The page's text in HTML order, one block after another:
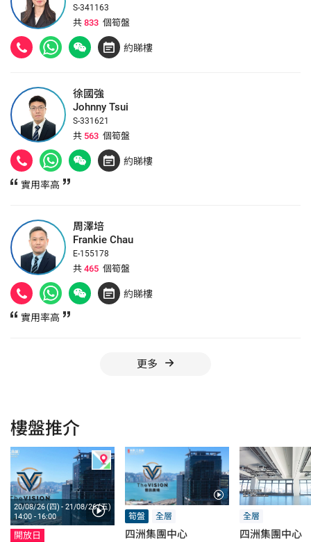
S-341163
共 833 個筍盤
約睇樓
徐國強
Johnny Tsui
S-331621
共 563 個筍盤
約睇樓
實用率高
周澤培
Frankie Chau
E-155178
共 465 個筍盤
約睇樓
實用率高
更多
樓盤推介
20/08/26 (四) - 21/08/26 (五)
14:00 - 16:00
開放日
筍盤 全層
四洲集團中心
全層
四洲集團中心